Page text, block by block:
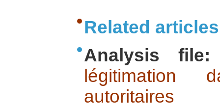
Related articles
Analysis file:
légitimation
autoritaires